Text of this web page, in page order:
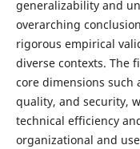
generalizability and
overarching
rigorous empirical
diverse contexts. The
core dimensions such
quality, and security,
technical efficiency
organizational and